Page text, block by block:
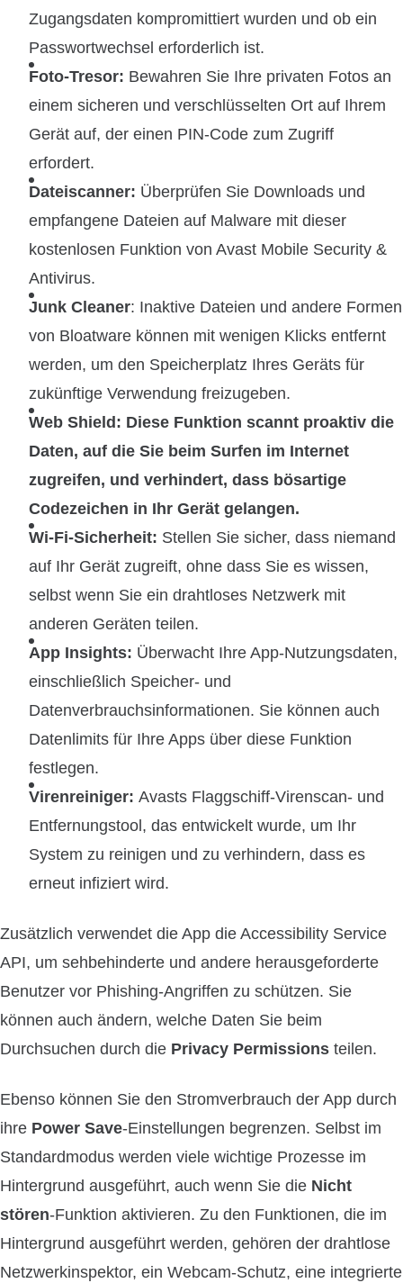
Zugangsdaten kompromittiert wurden und ob ein
Passwortwechsel erforderlich ist.
Foto-Tresor: Bewahren Sie Ihre privaten Fotos an
einem sicheren und verschlüsselten Ort auf Ihrem
Gerät auf, der einen PIN-Code zum Zugriff
erfordert.
Dateiscanner: Überprüfen Sie Downloads und
empfangene Dateien auf Malware mit dieser
kostenlosen Funktion von Avast Mobile Security &
Antivirus.
Junk Cleaner: Inaktive Dateien und andere Formen
von Bloatware können mit wenigen Klicks entfernt
werden, um den Speicherplatz Ihres Geräts für
zukünftige Verwendung freizugeben.
Web Shield: Diese Funktion scannt proaktiv die
Daten, auf die Sie beim Surfen im Internet
zugreifen, und verhindert, dass bösartige
Codezeichen in Ihr Gerät gelangen.
Wi-Fi-Sicherheit: Stellen Sie sicher, dass niemand
auf Ihr Gerät zugreift, ohne dass Sie es wissen,
selbst wenn Sie ein drahtloses Netzwerk mit
anderen Geräten teilen.
App Insights: Überwacht Ihre App-Nutzungsdaten,
einschließlich Speicher- und
Datenverbrauchsinformationen. Sie können auch
Datenlimits für Ihre Apps über diese Funktion
festlegen.
Virenreiniger: Avasts Flaggschiff-Virenscan- und
Entfernungstool, das entwickelt wurde, um Ihr
System zu reinigen und zu verhindern, dass es
erneut infiziert wird.
Zusätzlich verwendet die App die Accessibility Service
API, um sehbehinderte und andere herausgeforderte
Benutzer vor Phishing-Angriffen zu schützen. Sie
können auch ändern, welche Daten Sie beim
Durchsuchen durch die Privacy Permissions teilen.
Ebenso können Sie den Stromverbrauch der App durch
ihre Power Save-Einstellungen begrenzen. Selbst im
Standardmodus werden viele wichtige Prozesse im
Hintergrund ausgeführt, auch wenn Sie die Nicht
stören-Funktion aktivieren. Zu den Funktionen, die im
Hintergrund ausgeführt werden, gehören der drahtlose
Netzwerkinspektor, ein Webcam-Schutz, eine integrierte